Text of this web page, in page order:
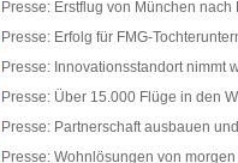
Presse: Erstflug von München nach
Presse: Erfolg für FMG-
Presse: Innovationsstandort nimmt
Presse: Über 15.000 Flüge in den
Presse: Partnerschaft ausbauen
Presse: Wohnlösungen von morgen